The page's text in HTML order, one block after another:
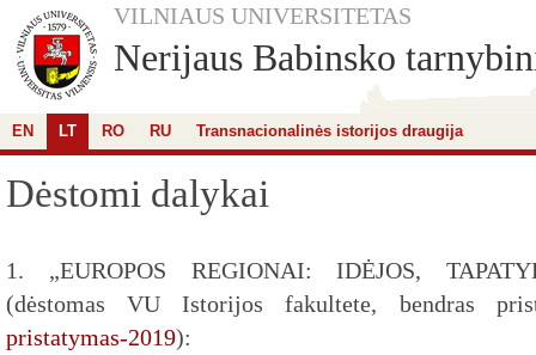
VILNIAUS UNIVERSITETAS
Nerijaus Babinsko
EN LT RO RU Transnacionalinės istorijos draugija
Dėstomi dalykai
1. „EUROPOS REGIONAI: IDĖJOS,
(dėstomas VU Istorijos fakultete, bendras
pristatymas-2019):